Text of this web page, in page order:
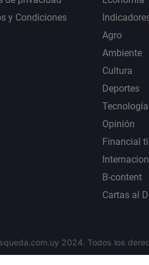
y Condiciones
Agro
Ambiente
Cultura
Deportes
Tecnología
Opinión
Financial
B-content
Cartas al
2024. Todos los